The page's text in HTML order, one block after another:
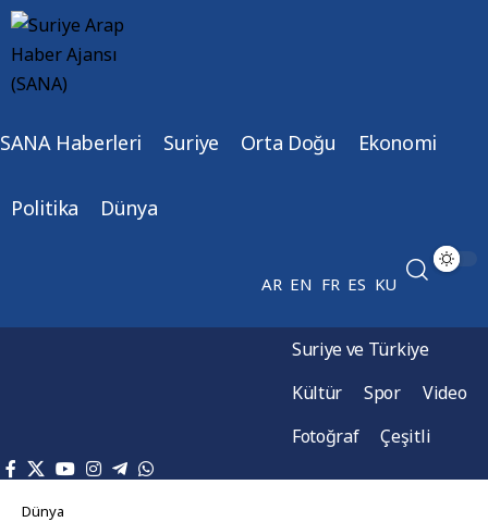
SANA Haberleri Suriye Orta Doğu Ekonomi
Politika Dünya
AR EN FR ES KU
Suriye ve Türkiye
Kültür
Spor
Video
Fotoğraf
Çeşitli
Dünya